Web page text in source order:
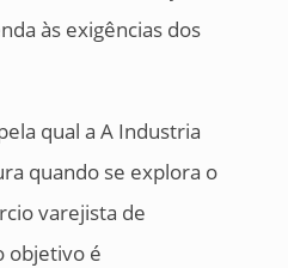
às exigências dos
qual a A Industria
quando se explora o
varejista de
objetivo é